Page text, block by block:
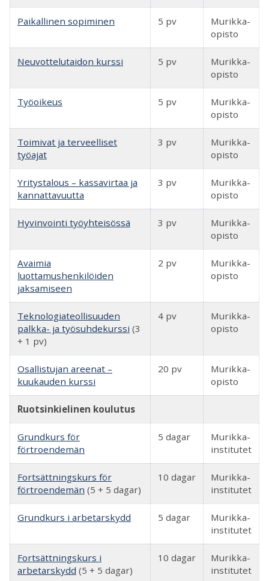
Paikallinen sopiminen 5 pv
Murikka-
opisto
Neuvottelutaidon kurssi 5 pv
Murikka-
opisto
Työoikeus 5 pv
Murikka-
opisto
Toimivat ja terveelliset
työajat
3 pv
Murikka-
opisto
Yritystalous – kassavirtaa ja
kannattavuutta
3 pv
Murikka-
opisto
Hyvinvointi työyhteisössä 3 pv
Murikka-
opisto
Avaimia
luottamushenkilöiden
jaksamiseen
2 pv
Murikka-
opisto
Teknologiateollisuuden
palkka- ja työsuhdekurssi (3
+ 1 pv)
4 pv
Murikka-
opisto
Osallistujan areenat –
kuukauden kurssi
20 pv
Murikka-
opisto
Ruotsinkielinen koulutus
Grundkurs för
förtroendemän
5 dagar
Murikka-
institutet
Fortsättningskurs för
förtroendemän (5 + 5 dagar)
10 dagar
Murikka-
institutet
Grundkurs i arbetarskydd 5 dagar
Murikka-
institutet
Fortsättningskurs i
arbetarskydd (5 + 5 dagar)
10 dagar
Murikka-
institutet